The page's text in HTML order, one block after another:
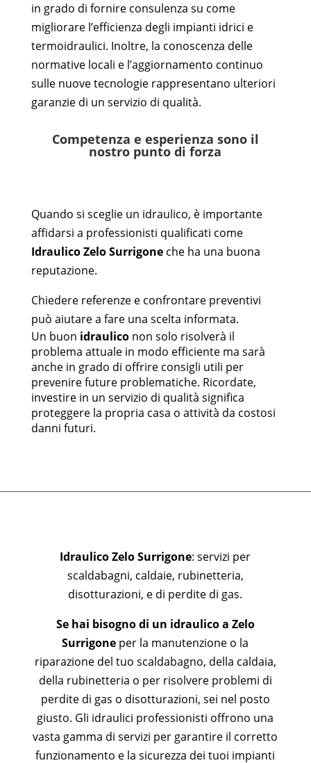
in grado di fornire consulenza su come
migliorare l’efficienza degli impianti idrici e
termoidraulici. Inoltre, la conoscenza delle
normative locali e l’aggiornamento continuo
sulle nuove tecnologie rappresentano ulteriori
garanzie di un servizio di qualità.
Competenza e esperienza sono il
nostro punto di forza
Quando si sceglie un idraulico, è importante
affidarsi a professionisti qualificati come
IdraulicoZelo Surrigone che ha una buona
reputazione.
Chiedere referenze e confrontare preventivi
può aiutare a fare una scelta informata.
Un buon idrauliconon solo risolverà il
problema attuale in modo efficiente ma sarà
anche in grado di offrire consigli utili per
prevenire future problematiche. Ricordate,
investire in un servizio di qualità significa
proteggere la propria casa o attività da costosi
danni futuri.
IdraulicoZelo Surrigone: servizi per
scaldabagni, caldaie, rubinetteria,
disotturazioni, e di perdite di gas.
Se hai bisogno di un idraulico a Zelo
Surrigone per la manutenzione o la
riparazione del tuo scaldabagno, della caldaia,
della rubinetteria o per risolvere problemi di
perdite di gas o disotturazioni, sei nel posto
giusto. Gli idraulici professionisti offrono una
vasta gamma di servizi per garantire il corretto
funzionamento e la sicurezza dei tuoi impianti